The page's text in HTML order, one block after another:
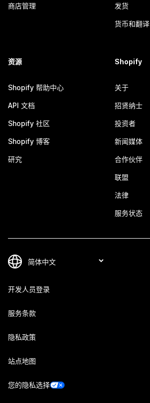
商店管理 发货
货币和翻译
资源
Shopify 帮助中心
API 文档
Shopify 社区
Shopify 博客
研究
Shopify
关于
招贤纳士
投资者
新闻媒体
合作伙伴
联盟
法律
服务状态
开发人员登录
服务条款
隐私政策
站点地图
您的隐私选择